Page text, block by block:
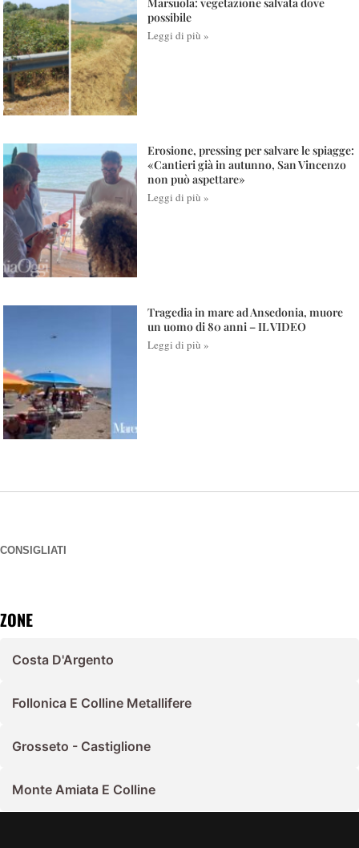
possibile
Leggi di più »
Erosione, pressing per salvare le spiagge:
«Cantieri già in autunno, San Vincenzo
non può aspettare»
Leggi di più »
Tragedia in mare ad Ansedonia, muore
un uomo di 80 anni – IL VIDEO
Leggi di più »
CONSIGLIATI
ZONE
Costa D'Argento
Follonica E Colline Metallifere
Grosseto - Castiglione
Monte Amiata E Colline